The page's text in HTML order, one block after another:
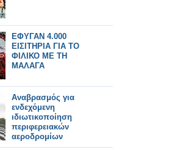
ΕΦΥΓΑΝ 4.000
ΕΙΣΙΤΗΡΙΑ ΓΙΑ ΤΟ
ΦΙΛΙΚΟ ΜΕ ΤΗ
ΜΑΛΑΓΑ
Αναβρασμός για
ενδεχόμενη
ιδιωτικοποίηση
περιφερειακών
αεροδρομίων